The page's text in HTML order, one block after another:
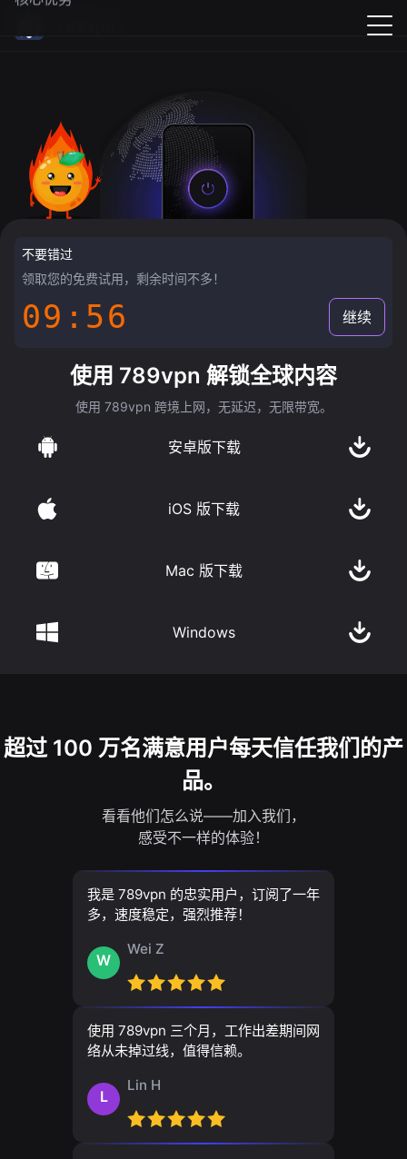
不要错过
领取您的免费试用，剩余时间不多！
09:55 继续
使用 789vpn 解锁全球内容
使用 789vpn 跨境上网，无延迟，无限带宽。
安卓版下载
iOS 版下载
Mac 版下载
Windows
超过 100 万名满意用户每天信任我们的产
品。
看看他们怎么说——加入我们，
感受不一样的体验！
我是 789vpn 的忠实用户，订阅了一年
多，速度稳定，强烈推荐！
W
Wei Z
使用 789vpn 三个月，工作出差期间网
络从未掉过线，值得信赖。
L
Lin H